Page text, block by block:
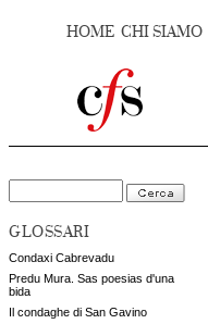
HOME CHI SIAMO
GLOSSARI
Condaxi Cabrevadu
Predu Mura. Sas poesias d'una
bida
Il condaghe di San Gavino